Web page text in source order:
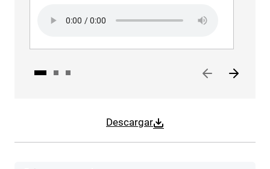
Descargar